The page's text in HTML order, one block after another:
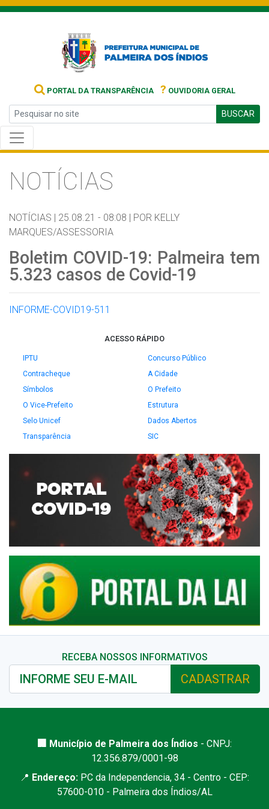
PORTAL DA TRANSPARÊNCIA ? OUVIDORIA GERAL
BUSCAR
NOTÍCIAS
NOTÍCIAS | 25.08.21 - 08:08 | POR KELLY
MARQUES/ASSESSORIA
Boletim COVID-19: Palmeira tem
5.323 casos de Covid-19
INFORME-COVID19-511
ACESSO RÁPIDO
IPTU
Concurso Público
Contracheque
A Cidade
Símbolos
O Prefeito
O Vice-Prefeito
Estrutura
Selo Unicef
Dados Abertos
Transparência
SIC
RECEBA NOSSOS INFORMATIVOS
CADASTRAR
🏢 Município de Palmeira dos Índios - CNPJ:
12.356.879/0001-98
📍 Endereço: PC da Independencia, 34 - Centro - CEP:
57600-010 - Palmeira dos Índios/AL